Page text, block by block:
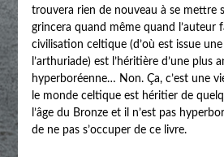
trouvera rien de nouveau à se mettre
grincera quand même quand l’auteur
civilisation celtique (d’où est issue
l’arthuriade) est l’héritière d’une plus
hyperboréenne… Non. Ça, c’est une
le monde celtique est héritier de
l’âge du Bronze et il n’est pas
de ne pas s’occuper de ce livre.